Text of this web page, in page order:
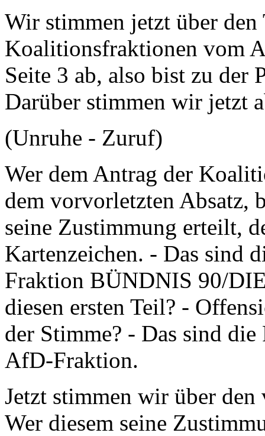
Wir stimmen jetzt über den
Koalitionsfraktionen vom
Seite 3 ab, also bist zu der
Darüber stimmen wir jetzt
(Unruhe - Zuruf)
Wer dem Antrag der
dem vorvorletzten Absatz,
seine Zustimmung erteilt,
Kartenzeichen. - Das sind
Fraktion BÜNDNIS 90/
diesen ersten Teil? -
der Stimme? - Das sind
AfD-Fraktion.
Jetzt stimmen wir über
Wer diesem seine